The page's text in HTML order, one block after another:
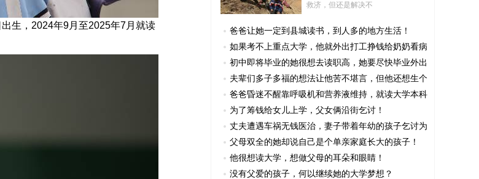
出生， 2024年9月至2025年7月就读
救济，但还是解决不
爸爸让她一定到县城读书，到人多的地方生活！
如果考不上重点大学，他就外出打工挣钱给奶奶看病
初中即将毕业的她很想去读职高，她要尽快毕业外出
夫辈们多子多福的想法让他苦不堪言，但他还想生个
爸爸昏迷不醒靠呼吸机和营养液维持，就读大学本科
为了筹钱给女儿上学，父女俩沿街乞讨！
丈夫遭遇车祸无钱医治，妻子带着年幼的孩子乞讨为
父母双全的她却说自己是个单亲家庭长大的孩子！
他很想读大学，想做父母的耳朵和眼睛！
没有父爱的孩子，何以继续她的大学梦想？